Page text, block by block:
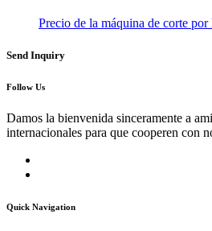
Precio de la máquina de corte por
Send Inquiry
Follow Us
Damos la bienvenida sinceramente a
internacionales para que cooperen con
Quick Navigation